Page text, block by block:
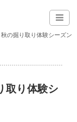
の掘り取り体験シーズン
取り体験シ